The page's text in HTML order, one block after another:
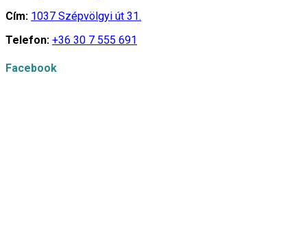
Cím: 1037 Szépvölgyi út 31.
Telefon: +36 30 7 555 691
Facebook